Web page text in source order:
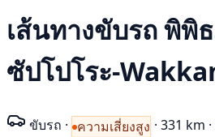
เส้นทางขับรถ พิพิ
ซัปโปโระ-
ขับรถ · ความเสี่ยงสูง · 331 km ·